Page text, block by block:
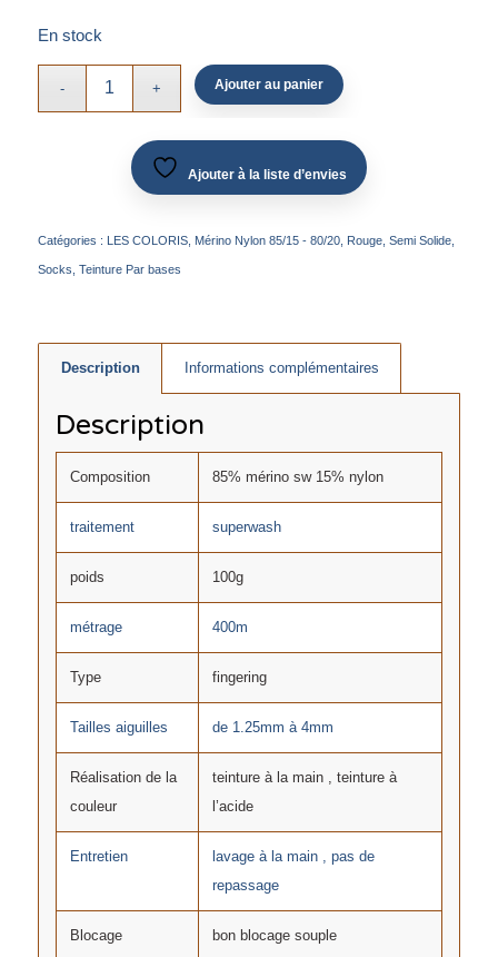
En stock
Ajouter au panier
Ajouter à la liste d’envies
Catégories : LES COLORIS, Mérino Nylon 85/15 - 80/20, Rouge, Semi Solide,
Socks Teinture Par bases
Description Informations complémentaires
Description
Composition 85% mérino sw 15% nylon
traitement superwash
poids 100g
métrage 400m
Type fingering
Tailles aiguilles de 1.25mm à 4mm
Réalisation de la
couleur
teinture à la main , teinture à
l’acide
Entretien
lavage à la main , pas de
repassage
Blocage bon blocage souple